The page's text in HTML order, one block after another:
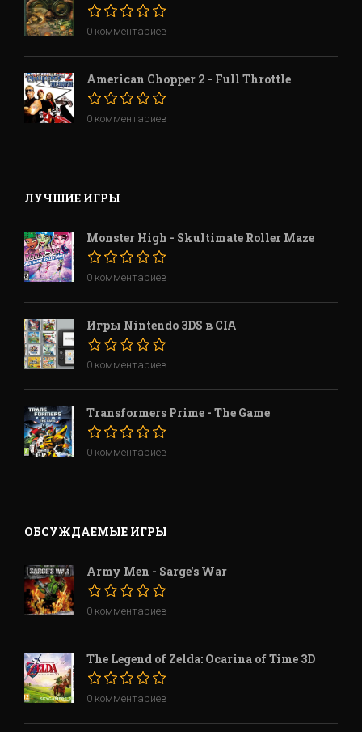
0 комментариев
American Chopper 2 - Full Throttle
0 комментариев
ЛУЧШИЕ ИГРЫ
Monster High - Skultimate Roller Maze
0 комментариев
Игры Nintendo 3DS в CIA
0 комментариев
Transformers Prime - The Game
0 комментариев
ОБСУЖДАЕМЫЕ ИГРЫ
Army Men - Sarge's War
0 комментариев
The Legend of Zelda: Ocarina of Time 3D
0 комментариев